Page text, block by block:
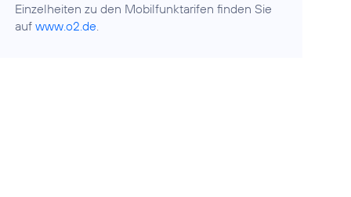
Einzelheiten zu den Mobilfunktarifen finden Sie
aufwww.o2.de.